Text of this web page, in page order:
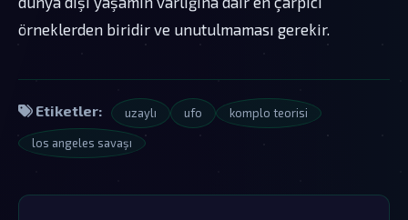
örneklerden biridir ve unutulmaması gerekir.
Etiketler: uzaylı ufo komplo teorisi
los angeles savaşı